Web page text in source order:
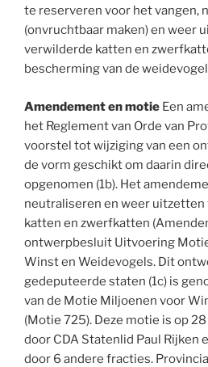
te reserveren voor het vangen,
(onvruchtbaar maken) en weer
verwilderde katten en
bescherming van de
Amendement en motie Een
het Reglement van Orde van
voorstel tot wijziging van een
de vorm geschikt om daarin
opgenomen (1b). Het
neutraliseren en weer uitzetten
katten en zwerfkatten
ontwerpbesluit Uitvoering
Winst en Weidevogels. Dit
gedeputeerde staten (1c) is
van de Motie Miljoenen voor
(Motie 725). Deze motie is op
door CDA Statenlid Paul Rijken
door 6 andere fracties.